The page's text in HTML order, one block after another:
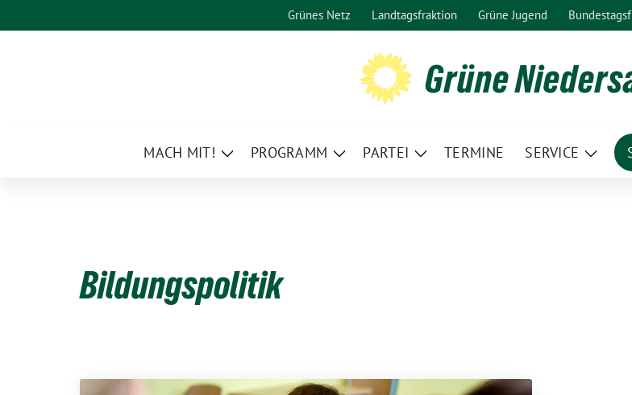
zum
Grünes Netz Landtagsfraktion Grüne Jugend
Grüne
MACH MIT!
Zeige
PROGRAMM
Zeige
PARTEI
Zeige
TERMINE SERVICE
Zeige
Bildungspolitik